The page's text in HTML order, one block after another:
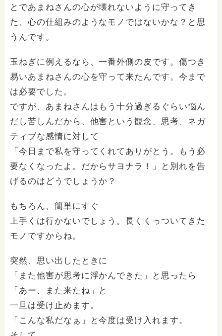
とであまねさんの心が壊れないように守ってき
た、心の仕組みのようなモノではないかな？と思
うんです。
玉ねぎに例えるなら、一番外側の皮です。傷つき
易いあまねさんの心を守って来たんです。今まで
は必要でした。
ですが、あまねさんはもう十分過ぎるぐらい悩ん
だし苦しんだから、他害という観念、思考、ネガ
ティブな感情に対して
「今日まで私を守ってくれてありがとう。もう必
要なくなったよ。だからサヨナラ！」と別れを告
げるのはどうでしょうか？
もちろん、簡単にすぐ
上手くは行かないでしょう。長くくっついてきた
モノですからね。
突然、思い出したときに
「また他害が思考に浮かんできた」と思ったら
「あー、また来たね」と
一旦は受け止めます。
「こんな私だなぁ」と今度は受け入れます。